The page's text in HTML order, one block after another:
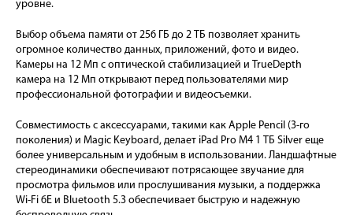
уровне.
Выбор объема памяти от 256 ГБ до 2 ТБ позволяет хранить
огромное количество данных, приложений, фото и видео.
Камеры на 12 Мп с оптической стабилизацией и TrueDepth
камера на 12 Мп открывают перед пользователями мир
профессиональной фотографии и видеосъемки.
Совместимость с аксессуарами, такими как Apple Pencil (3-го
поколения) и Magic Keyboard, делает iPad Pro M4 1 ТБ Silver еще
более универсальным и удобным в использовании. Ландшафтные
стереодинамики обеспечивают потрясающее звучание для
просмотра фильмов или прослушивания музыки, а поддержка
Wi-Fi 6E и Bluetooth 5.3 обеспечивает быструю и надежную